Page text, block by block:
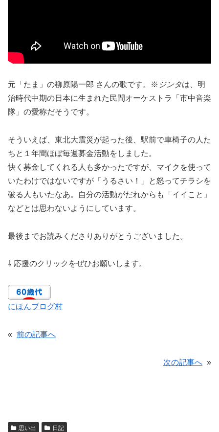
元「たま」の柳原陽一郎 さんの歌です。※ ジンタは、明
治時代中期の日本に生まれた民間オーケストラ「市中音楽
隊」の愛称だそうです。
そういえば、東北大震災が起った後、駅前で車椅子の人た
ちと１年間ほぼ毎週募金活動をしました。
快く募金してくれる人も多かったですが、マイクを使って
いたわけではないですが「うるさい！」と怒ってチラシを
破る人もいたなあ。自分の活動がだれからも「イイこと」
などとは思わないようにしています。
最後までお読みくださりありがとうございました。
⇩ 応援のクリックをぜひお願いします。
にほんブログ村
« 前の記事へ
次の記事へ »
思い出 日記